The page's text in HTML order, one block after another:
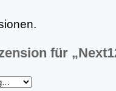
für